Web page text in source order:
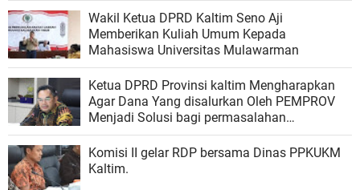
Wakil Ketua DPRD Kaltim Seno Aji
Memberikan Kuliah Umum Kepada
Mahasiswa Universitas Mulawarman
Ketua DPRD Provinsi kaltim Mengharapkan
Agar Dana Yang disalurkan Oleh PEMPROV
Menjadi Solusi bagi permasalahan
Pendidikan di Benua Etam.
Komisi II gelar RDP bersama Dinas PPKUKM
Kaltim.